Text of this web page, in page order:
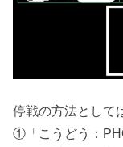
停戦の方法として
①「こうどう：